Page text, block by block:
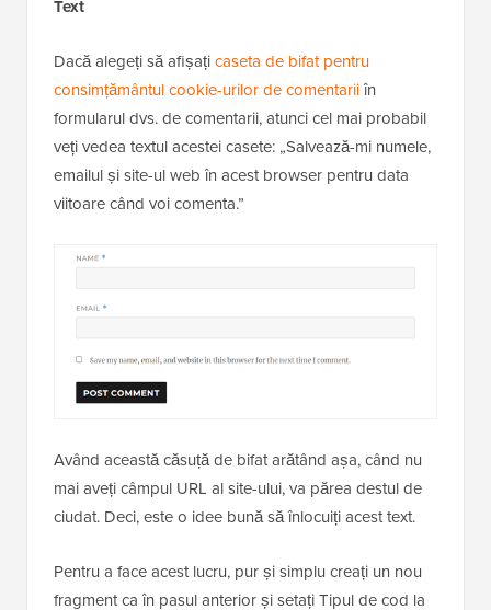
Text
Dacă alegeți să afișațicaseta de bifat pentru
consimțământul cookie-urilor de comentarii în
formularul dvs. de comentarii, atunci cel mai probabil
veți vedea textul acestei casete: „Salvează-mi numele,
emailul și site-ul web în acest browser pentru data
viitoare când voi comenta.”
Având această căsuță de bifat arătând așa, când nu
mai aveți câmpul URL al site-ului, va părea destul de
ciudat. Deci, este o idee bună să înlocuiți acest text.
Pentru a face acest lucru, pur și simplu creați un nou